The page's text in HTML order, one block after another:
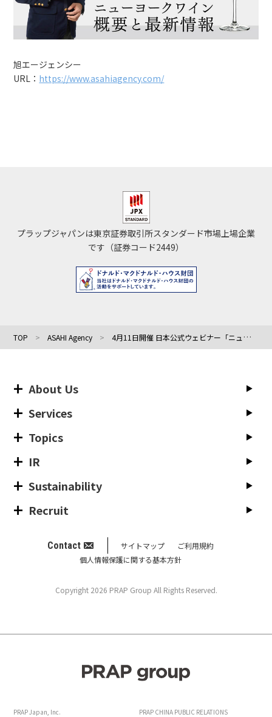
旭エージェンシー
URL： https://www.asahiagency.com/
プラップジャパンは東京証券取引所スタンダード市場上場企業
です（証券コード2449）
TOP ASAHI Agency 4月11日開催 日本公式ウェビナー「ニューヨークワイン概要と最新情報」、旭エージェンシーとニューヨークワイン&グレープ財団がヴィノテラスワインスクールとの共催にて初開催
About Us
Services
Topics
IR
Sustainability
Recruit
Contact サイトマップ
ご利用規約
個人情報保護に関する基本方針
Copyright 2026 PRAP Group All Rights Reserved.
PRAP Japan, Inc. PRAP CHINA PUBLIC RELATIONS